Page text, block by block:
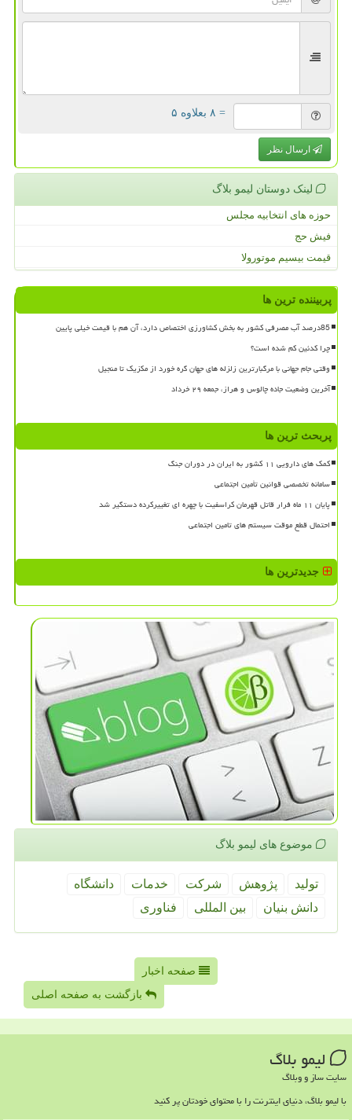
= ۸ بعلاوه ۵
ارسال نظر
لینک دوستان لیمو بلاگ
حوزه های انتخابیه مجلس
فیش حج
قیمت بیسیم موتورولا
پربیننده ترین ها
85درصد آب مصرفی کشور به بخش کشاورزی اختصاص دارد، آن هم با قیمت خیلی پایین
چرا کدئین کم شده است؟
وقتی جام جهانی با مرگبارترین زلزله های جهان گره خورد از مکزیک تا منجیل
آخرین وضعیت جاده چالوس و هراز، جمعه ۲۹ خرداد
پربحث ترین ها
کمک های دارویی ۱۱ کشور به ایران در دوران جنگ
سامانه تخصصی قوانین تأمین اجتماعی
پایان ۱۱ ماه فرار قاتل قهرمان کراسفیت با چهره ای تغییرکرده دستگیر شد
احتمال قطع موقت سیستم های تامین اجتماعی
جدیدترین ها
موضوع های لیمو بلاگ
تولید پژوهش شركت خدمات
دانشگاه
دانش بنیان
بین المللی فناوری
صفحه اخبار
بازگشت به صفحه اصلی
لیمو بلاگ
سایت ساز و وبلاگ
با لیمو بلاگ، دنیای اینترنت را با محتوای خودتان پر کنید